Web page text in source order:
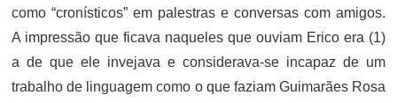
como “cronísticos” em palestras e conversas com amigos.
A impressão que ficava naqueles que ouviam Erico era (1)
a de que ele invejava e considerava-se incapaz de um
trabalho de linguagem como o que faziam Guimarães Rosa